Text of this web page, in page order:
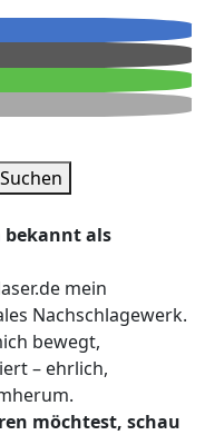
Suchen
bekannt als
mein
Nachschlagewerk.
bewegt,
– ehrlich,
möchtest, schau